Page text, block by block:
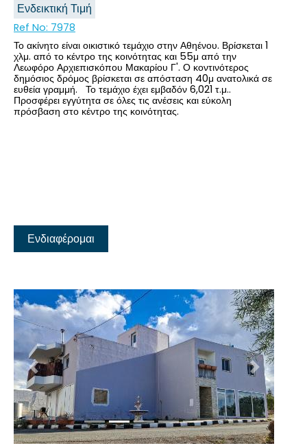
Ενδεικτική Τιμή
Ref No: 7978
Το ακίνητο είναι οικιστικό τεμάχιο στην Αθηένου. Βρίσκεται 1
χλμ. από το κέντρο της κοινότητας και 55μ από την
Λεωφόρο Αρχιεπισκόπου Μακαρίου Γ'. Ο κοντινότερος
δημόσιος δρόμος βρίσκεται σε απόσταση 40μ ανατολικά σε
ευθεία γραμμή. Το τεμάχιο έχει εμβαδόν 6,021 τ.μ..
Προσφέρει εγγύτητα σε όλες τις ανέσεις και εύκολη
πρόσβαση στο κέντρο της κοινότητας.
Ενδιαφέρομαι
Προηγούμενο Επόμενο